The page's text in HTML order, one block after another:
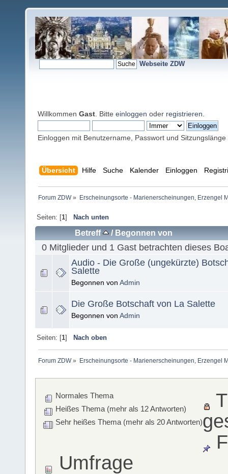
Webseite ZDW
Willkommen Gast . Bitte einloggen oder registrieren
Einloggen mit Benutzername, Passwort und Sitzungslänge
Übersicht Hilfe Suche Kalender Einloggen
Forum ZDW» Erscheinungsorte - Marienerscheinungen, Erzengel
Seiten: [1] Nach unten
Betreff / Begonnen von
0 Mitglieder und 1 Gast betrachten dieses
Audio - Die Große (ungekürzte)
Salette
Begonnen von Admin
Die Große Botschaft von La Salette
Begonnen von Admin
Seiten: [1] Nach oben
Forum ZDW» Erscheinungsorte - Marienerscheinungen, Erzengel
Normales Thema
Heißes Thema (mehr als 12 Antworten)
Sehr heißes Thema (mehr als 20 Antworten)
Umfrage